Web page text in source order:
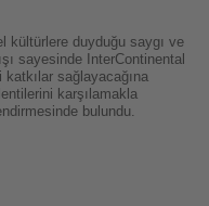
kültürlere duyduğu saygı ve
sayesinde InterContinental
sağlayacağına
karşılamakla
bulundu.